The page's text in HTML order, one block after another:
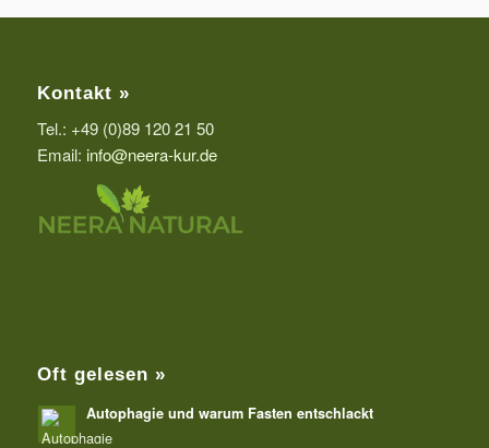
Kontakt »
Tel.: +49 (0)89 120 21 50
Email: info@neera-kur.de
Oft gelesen »
Autophagie und warum Fasten entschlackt